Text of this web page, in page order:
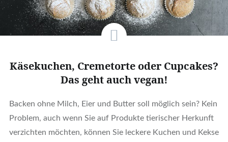
Käsekuchen, Cremetorte oder Cupcakes?
Das geht auch vegan!
Backen ohne Milch, Eier und Butter soll möglich sein? Kein
Problem, auch wenn Sie auf Produkte tierischer Herkunft
verzichten möchten, können Sie leckere Kuchen und Kekse